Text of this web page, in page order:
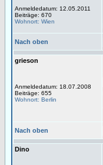
Anmeldedatum: 12.05.2011
Beiträge: 670
Wohnort: Wien
Nach oben
grieson
Anmeldedatum: 18.07.2008
Beiträge: 655
Wohnort: Berlin
Nach oben
Dino